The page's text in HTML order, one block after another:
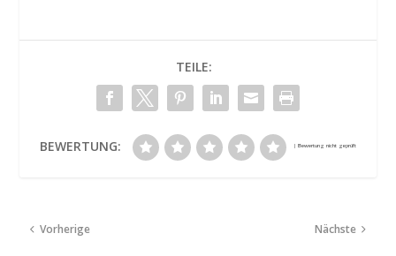
TEILE:
BEWERTUNG:
Vorherige Nächste